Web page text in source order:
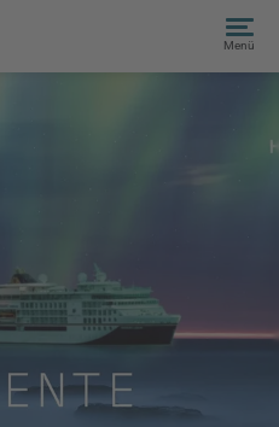
Menü